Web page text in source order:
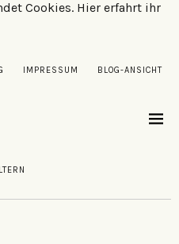
Cookies. Hier erfahrt ihr
IMPRESSUM BLOG-ANSICHT